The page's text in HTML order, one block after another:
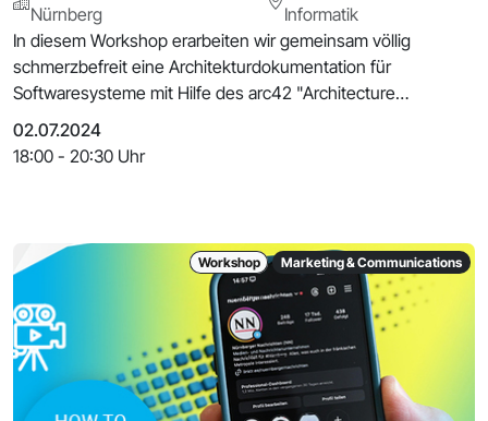
Nürnberg
Informatik
In diesem Workshop erarbeiten wir gemeinsam völlig
schmerzbefreit eine Architekturdokumentation für
Softwaresysteme mit Hilfe des arc42 "Architecture
Communicat
02.07.2024
18:00 - 20:30 Uhr
Workshop Marketing & Communications